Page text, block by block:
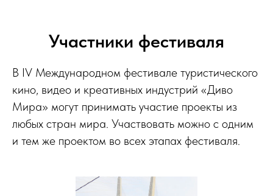
Участники фестиваля
В IV Международном фестивале туристического
кино, видео и креативных индустрий «Диво
Мира» могут принимать участие проекты из
любых стран мира. Участвовать можно с одним
и тем же проектом во всех этапах фестиваля.